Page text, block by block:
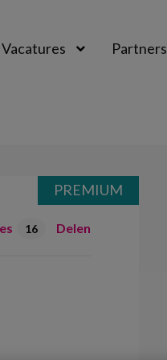
Vacatures Partners
16 Delen
PREMIUM